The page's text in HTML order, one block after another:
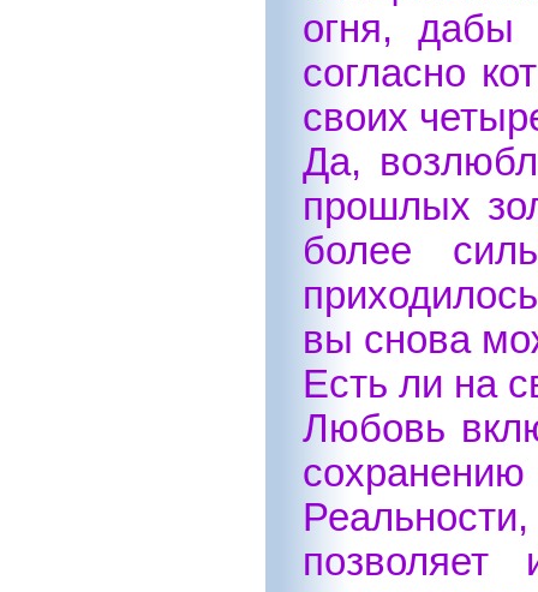
огня, дабы
согласно
своих
Да,
прошлых
более
вы снова
Есть ли на
Любовь
позволяет